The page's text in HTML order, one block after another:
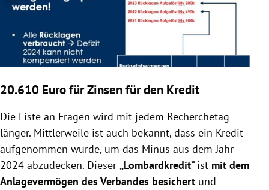
20.610 Euro für Zinsen für den Kredit
Die Liste an Fragen wird mit jedem Recherchetag
länger. Mittlerweile ist auch bekannt, dass ein Kredit
aufgenommen wurde, um das Minus aus dem Jahr
2024 abzudecken. Dieser „Lombardkredit“ist mit dem
Anlagevermögen des Verbandes besichert und